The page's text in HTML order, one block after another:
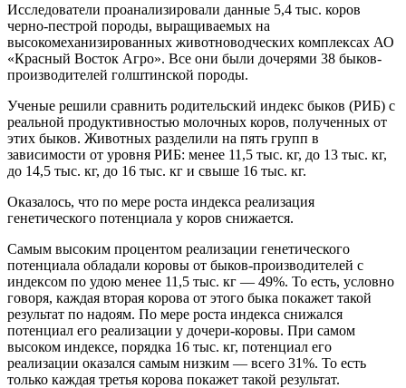
Исследователи проанализировали данные 5,4 тыс. коров
черно-пестрой породы, выращиваемых на
высокомеханизированных животноводческих комплексах АО
«Красный Восток Агро». Все они были дочерями 38 быков-
производителей голштинской породы.
Ученые решили сравнить родительский индекс быков (РИБ) с
реальной продуктивностью молочных коров, полученных от
этих быков. Животных разделили на пять групп в
зависимости от уровня РИБ: менее 11,5 тыс. кг, до 13 тыс. кг,
до 14,5 тыс. кг, до 16 тыс. кг и свыше 16 тыс. кг.
Оказалось, что по мере роста индекса реализация
генетического потенциала у коров снижается.
Самым высоким процентом реализации генетического
потенциала обладали коровы от быков-производителей с
индексом по удою менее 11,5 тыс. кг — 49%. То есть, условно
говоря, каждая вторая корова от этого быка покажет такой
результат по надоям. По мере роста индекса снижался
потенциал его реализации у дочери-коровы. При самом
высоком индексе, порядка 16 тыс. кг, потенциал его
реализации оказался самым низким — всего 31%. То есть
только каждая третья корова покажет такой результат.